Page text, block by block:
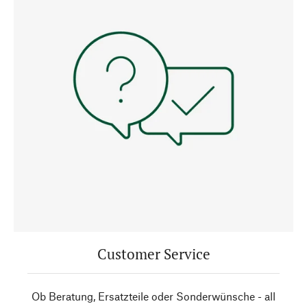
Customer Service
Ob Beratung, Ersatzteile oder Sonderwünsche - all